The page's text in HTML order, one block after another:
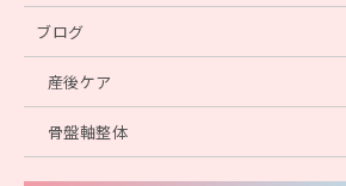
ブログ
産後ケア
骨盤軸整体